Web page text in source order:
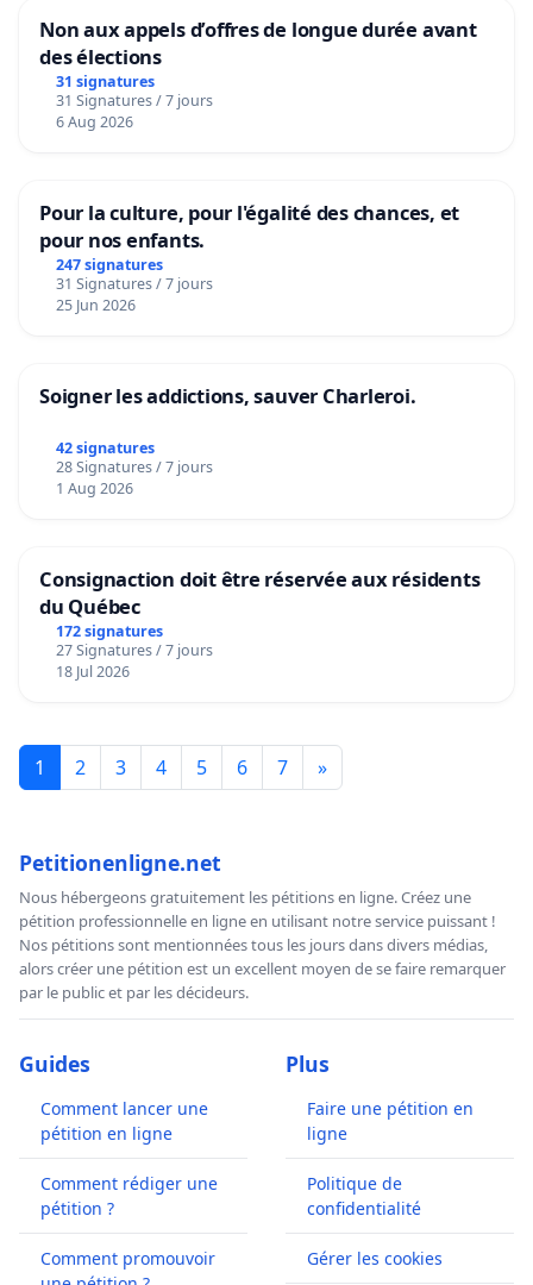
Non aux appels d’offres de longue durée avant
des élections
31 signatures
31 Signatures / 7 jours
6 Aug 2026
Pour la culture, pour l'égalité des chances, et
pour nos enfants.
247 signatures
31 Signatures / 7 jours
25 Jun 2026
Soigner les addictions, sauver Charleroi.
42 signatures
28 Signatures / 7 jours
1 Aug 2026
Consignaction doit être réservée aux résidents
du Québec
172 signatures
27 Signatures / 7 jours
18 Jul 2026
1 2 3 4 5 6 7 »
Petitionenligne.net
Nous hébergeons gratuitement les pétitions en ligne. Créez une
pétition professionnelle en ligne en utilisant notre service puissant !
Nos pétitions sont mentionnées tous les jours dans divers médias,
alors créer une pétition est un excellent moyen de se faire remarquer
par le public et par les décideurs.
Guides
Comment lancer une
pétition en ligne
Comment rédiger une
pétition ?
Comment promouvoir
Plus
Faire une pétition en
ligne
Politique de
confidentialité
Gérer les cookies